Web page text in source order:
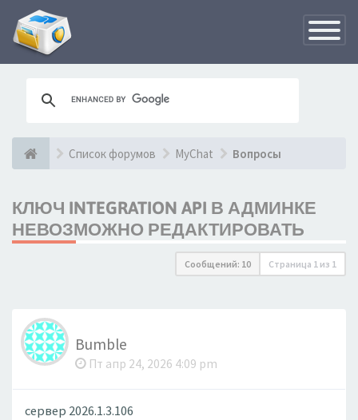
Список форумов MyChat Вопросы
КЛЮЧ INTEGRATION API В АДМИНКЕ
НЕВОЗМОЖНО РЕДАКТИРОВАТЬ
Сообщений: 10 Страница 1 из 1
Bumble
Пт апр 24, 2026 4:09 pm
сервер 2026.1.3.106